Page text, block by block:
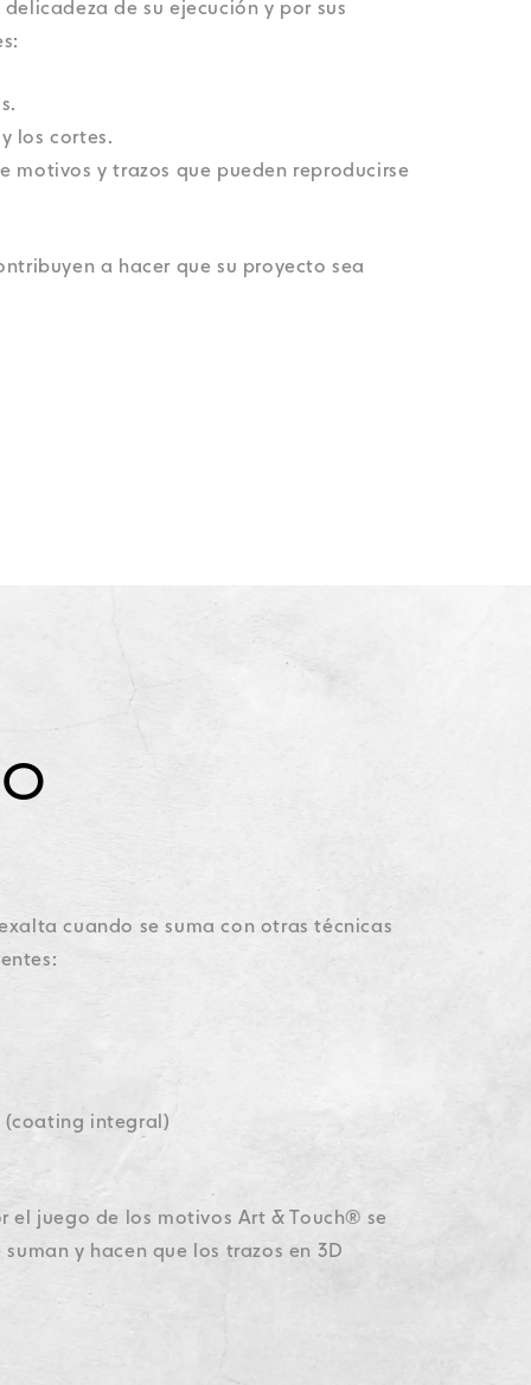
de su ejecución y por sus
los cortes.
motivos y trazos que pueden reproducirse
a hacer que su proyecto sea
cuando se suma con otras técnicas
(coating integral)
el juego de los motivos Art & Touch® se
y hacen que los trazos en 3D